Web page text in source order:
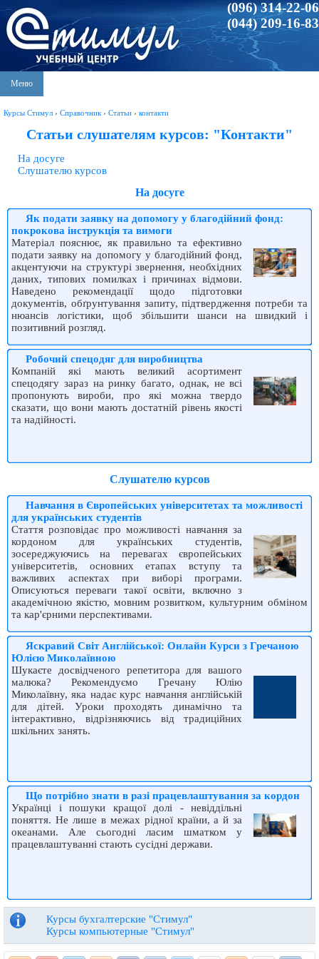
(096) 314-22-06
(044) 209-16-83
Меню
Курсы Стимул › Справочник › Статьи › контакти
Статьи слушателям курсов: "Контакти"
На досуге
Слушателю курсов
На досуге
Як подати заявку на допомогу у благодійний фонд:
покрокова інструкція та вимоги
Матеріал пояснює, як правильно та ефективно
подати заявку на допомогу у благодійний фонд,
акцентуючи на структурі звернення, необхідних
даних, типових помилках і причинах відмови.
Наведено рекомендації щодо підготовки
документів, обґрунтування запиту, підтвердження потреби та
нюансів логістики, щоб збільшити шанси на швидкий і
позитивний розгляд.
Робочий спецодяг для виробництва
Компаній які мають великий асортимент
спецодягу зараз на ринку багато, однак, не всі
пропонують вироби, про які можна твердо
сказати, що вони мають достатній рівень якості
та надійності.
Слушателю курсов
Навчання в Європейських університетах та можливості
для українських студентів
Стаття розповідає про можливості навчання за
кордоном для українських студентів,
зосереджуючись на перевагах європейських
університетів, основних етапах вступу та
важливих аспектах при виборі програми.
Описуються переваги такої освіти, включно з
академічною якістю, мовним розвитком, культурним обміном
та кар'єрними перспективами.
Яскравий Світ Англійської: Онлайн Курси з Гречаною
Юлією Миколаївною
Шукаєте досвідченого репетитора для вашого
малюка? Рекомендуємо Гречану Юлію
Миколаївну, яка надає курс навчання англійській
для дітей. Уроки проходять динамічно та
інтерактивно, відрізняючись від традиційних
шкільних занять.
Що потрібно знати в разі працевлаштування за кордон
Українці і пошуки кращої долі - невіддільні
поняття. Не лише в межах рідної країни, а й за
океанами. Але сьогодні ласим шматком у
працевлаштуванні стають сусідні держави.
Курсы бухгалтерские "Стимул"
Курсы компьютерные "Стимул"